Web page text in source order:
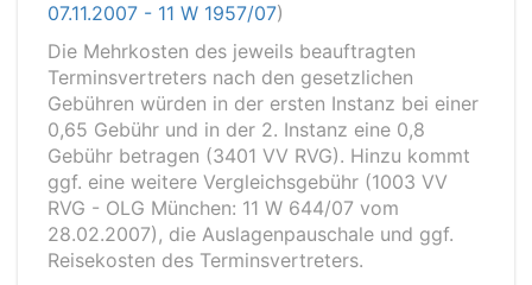
07.11.2007 - 11 W 1957/07)
Die Mehrkosten des jeweils beauftragten
Terminsvertreters nach den gesetzlichen
Gebühren würden in der ersten Instanz bei einer
0,65 Gebühr und in der 2. Instanz eine 0,8
Gebühr betragen (3401 VV RVG). Hinzu kommt
ggf. eine weitere Vergleichsgebühr (1003 VV
RVG - OLG München: 11 W 644/07 vom
28.02.2007), die Auslagenpauschale und ggf.
Reisekosten des Terminsvertreters.